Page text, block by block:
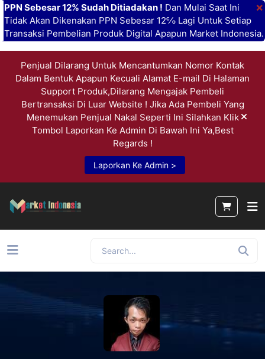
×
PPN Sebesar 12% Sudah Ditiadakan ! Dan Mulai Saat Ini
Tidak Akan Dikenakan PPN Sebesar 12℅ Lagi Untuk Setiap
Transaksi Pembelian Produk Digital Apapun Market Indonesia.
Penjual Dilarang Untuk Mencantumkan Nomor Kontak
Dalam Bentuk Apapun Kecuali Alamat E-mail Di Halaman
Support Produk,Dilarang Mengajak Pembeli
Bertransaksi Di Luar Website ! Jika Ada Pembeli Yang
Menemukan Penjual Nakal Seperti Ini Silahkan Klik
Tombol Laporkan Ke Admin Di Bawah Ini Ya,Best
Regards !
Laporkan Ke Admin >